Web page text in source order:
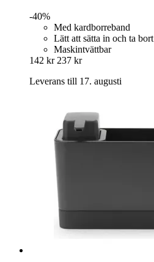
-40%
Med kardborreband
Lätt att sätta in och ta bort
Maskintvättbar
142 kr 237 kr
Leverans till 17. augusti